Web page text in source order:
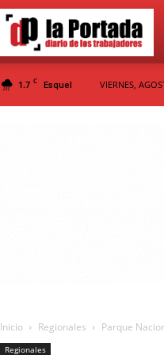
1.7 C Esquel VIERNES,
Inicio Regionales Parque
Regionales